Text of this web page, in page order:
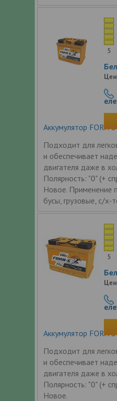
Аккумулятор FORA-
Подходит для
и обеспечивает
двигателя даже в
Полярность: "0" (+
Новое. Применение
бусы, грузовые, с/х-
5
Аккумулятор FORA-
Подходит для
и обеспечивает
двигателя даже в
Полярность: "0" (+
Новое.
5